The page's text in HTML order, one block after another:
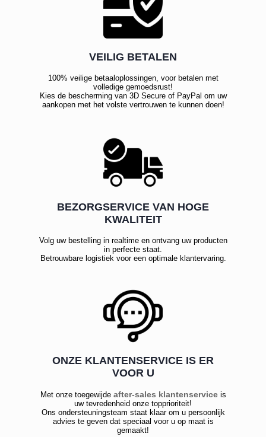
VEILIG BETALEN
100% veilige betaaloplossingen, voor betalen met
volledige gemoedsrust!
Kies de bescherming van 3D Secure of PayPal om uw
aankopen met het volste vertrouwen te kunnen doen!
BEZORGSERVICE VAN HOGE
KWALITEIT
Volg uw bestelling in realtime en ontvang uw producten
in perfecte staat.
Betrouwbare logistiek voor een optimale klantervaring.
ONZE KLANTENSERVICE IS ER
VOOR U
Met onze toegewijde after-sales klantenserviceis
uw tevredenheid onze topprioriteit!
Ons ondersteuningsteam staat klaar om u persoonlijk
advies te geven dat speciaal voor u op maat is
gemaakt!